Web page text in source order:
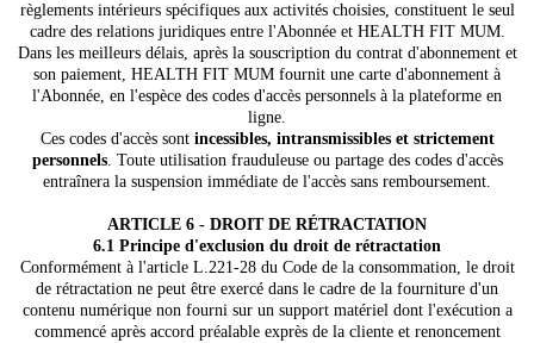
règlements intérieurs spécifiques aux activités choisies, constituent le seul
cadre des relations juridiques entre l'Abonnée et HEALTH FIT MUM.
Dans les meilleurs délais, après la souscription du contrat d'abonnement et
son paiement, HEALTH FIT MUM fournit une carte d'abonnement à
l'Abonnée, en l'espèce des codes d'accès personnels à la plateforme en
ligne.
Ces codes d'accès sont incessibles, intransmissibles et strictement
personnels. Toute utilisation frauduleuse ou partage des codes d'accès
entraînera la suspension immédiate de l'accès sans remboursement.
ARTICLE 6 - DROIT DE RÉTRACTATION
6.1 Principe d'exclusion du droit de rétractation
Conformément à l'article L.221-28 du Code de la consommation, le droit
de rétractation ne peut être exercé dans le cadre de la fourniture d'un
contenu numérique non fourni sur un support matériel dont l'exécution a
commencé après accord préalable exprès de la cliente et renoncement